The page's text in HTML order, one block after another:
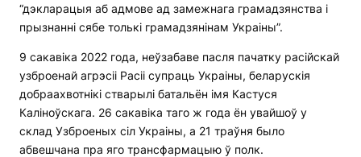
“дэкларацыя аб адмове ад замежнага грамадзянства і
прызнанні сябе толькі грамадзянінам Украіны”.
9 сакавіка 2022 года, неўзабаве пасля пачатку расійскай
узброенай агрэсіі Расіі супраць Украіны, беларускія
добраахвотнікі стварылі батальён імя Кастуся
Каліноўскага. 26 сакавіка таго ж года ён увайшоў у
склад Узброеных сіл Украіны, а 21 траўня было
абвешчана пра яго трансфармацыю ў полк.